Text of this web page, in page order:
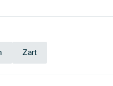
Zart